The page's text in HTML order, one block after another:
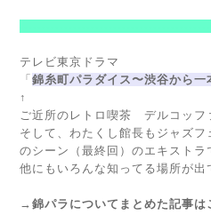
テレビ東京ドラマ
「 錦糸町パラダイス〜渋谷から一
↑
ご近所のレトロ喫茶 デルコッフ
そして、わたくし館長もジャズフ
のシーン（最終回）のエキストラ
他にもいろんな知ってる場所が出
→ 錦パラについてまとめた記事は